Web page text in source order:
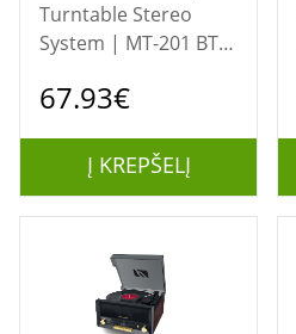
Turntable Stereo
System | MT-201 BTG
AUX in
67.93€
Į KREPŠELĮ